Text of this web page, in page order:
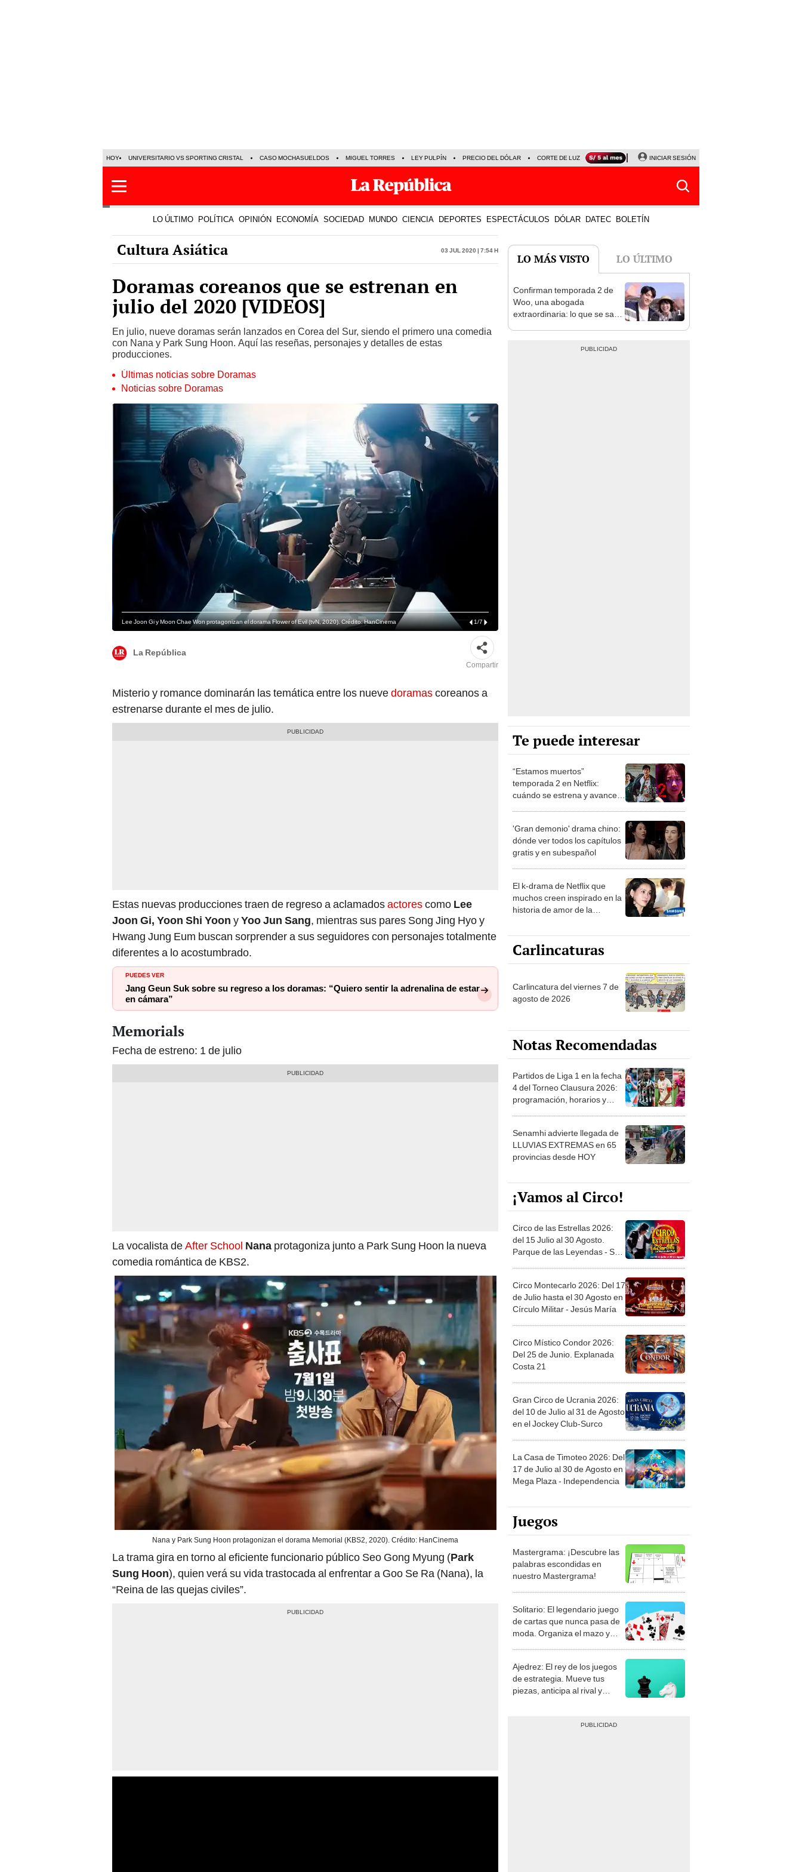
HOY UNIVERSITARIO VS SPORTING CRISTAL CASO MOCHASUELDOS MIGUEL TORRES LEY PULPÍN PRECIO DEL DÓLAR CORTE DE LUZ VIERNES 7 DE AGOSTO ALBERTO BENAVIDES
INICIAR SESIÓN
LO ÚLTIMO POLÍTICA OPINIÓN ECONOMÍA SOCIEDAD MUNDO CIENCIA DEPORTES ESPECTÁCULOS DÓLAR DATEC BOLETÍN
Cultura Asiática 03 Jul 2020 | 7:54 h
Doramas coreanos que se estrenan en
julio del 2020 [VIDEOS]
En julio, nueve doramas serán lanzados en Corea del Sur, siendo el primero una comedia
con Nana y Park Sung Hoon. Aquí las reseñas, personajes y detalles de estas
producciones.
Últimas noticias sobre Doramas
Noticias sobre Doramas
Lee Joon Gi y Moon Chae Won protagonizan el dorama Flower of Evil (tvN, 2020). Crédito: HanCinema 1/7
La República
Compartir
Misterio y romance dominarán las temática entre los nuevedoramascoreanos a
estrenarse durante el mes de julio.
Estas nuevas producciones traen de regreso a aclamadosactorescomo Lee
Joon Gi, Yoon Shi Yoon yYoo Jun Sang, mientras sus pares Song Jing Hyo y
Hwang Jung Eum buscan sorprender a sus seguidores con personajes totalmente
diferentes a lo acostumbrado.
PUEDES VER
Jang Geun Suk sobre su regreso a los doramas: “Quiero sentir la adrenalina de estar
en cámara”
Memorials
Fecha de estreno: 1 de julio
La vocalista deAfter School Nana protagoniza junto a Park Sung Hoon la nueva
comedia romántica de KBS2.
Nana y Park Sung Hoon protagonizan el dorama Memorial (KBS2, 2020). Crédito: HanCinema
La trama gira en torno al eficiente funcionario público Seo Gong Myung (Park
Sung Hoon), quien verá su vida trastocada al enfrentar a Goo Se Ra (Nana), la
“Reina de las quejas civiles”.
LO MÁS VISTO LO ÚLTIMO
1
Confirman temporada 2 de
Woo, una abogada
extraordinaria: lo que se sabe
Te puede interesar
“Estamos muertos”
temporada 2 en Netflix:
cuándo se estrena y avances
'Gran demonio' drama chino:
dónde ver todos los capítulos
gratis y en subespañol
El k-drama de Netflix que
muchos creen inspirado en la
historia de amor de la
Carlincaturas
Carlincatura del viernes 7 de
agosto de 2026
Notas Recomendadas
Partidos de Liga 1 en la fecha
4 del Torneo Clausura 2026:
programación, horarios y
Senamhi advierte llegada de
LLUVIAS EXTREMAS en 65
provincias desde HOY
¡Vamos al Circo!
Circo de las Estrellas 2026:
del 15 Julio al 30 Agosto.
Parque de las Leyendas - San
Circo Montecarlo 2026: Del 17
de Julio hasta el 30 Agosto en
Círculo Militar - Jesús María
Circo Místico Condor 2026:
Del 25 de Junio. Explanada
Costa 21
Gran Circo de Ucrania 2026:
del 10 de Julio al 31 de Agosto
en el Jockey Club-Surco
La Casa de Timoteo 2026: Del
17 de Julio al 30 de Agosto en
Mega Plaza - Independencia
Juegos
Mastergrama: ¡Descubre las
palabras escondidas en
nuestro Mastergrama!
Solitario: El legendario juego
de cartas que nunca pasa de
moda. Organiza el mazo y
Ajedrez: El rey de los juegos
de estrategia. Mueve tus
piezas, anticipa al rival y